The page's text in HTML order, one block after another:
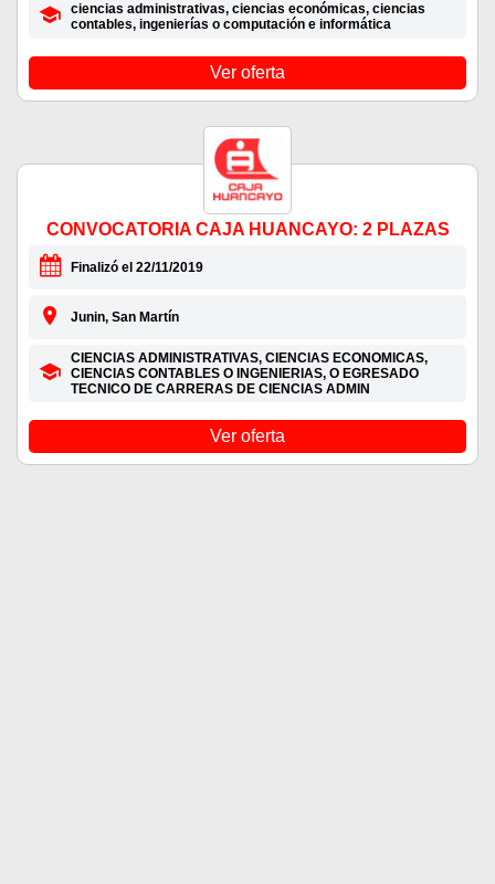
ciencias administrativas, ciencias económicas, ciencias
contables, ingenierías o computación e informática
Ver oferta
CONVOCATORIA CAJA HUANCAYO: 2 PLAZAS
Finalizó el 22/11/2019
Junin, San Martín
CIENCIAS ADMINISTRATIVAS, CIENCIAS ECONOMICAS,
CIENCIAS CONTABLES O INGENIERIAS, O EGRESADO
TECNICO DE CARRERAS DE CIENCIAS ADMIN
Ver oferta